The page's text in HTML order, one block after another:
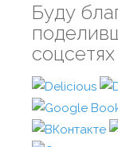
Буду
соцсетях